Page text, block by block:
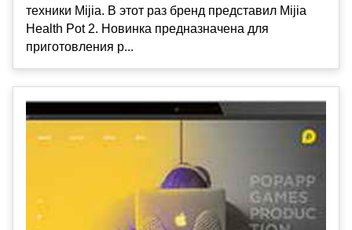
техники Mijia. В этот раз бренд представил Mijia
Health Pot 2. Новинка предназначена для
приготовления р...